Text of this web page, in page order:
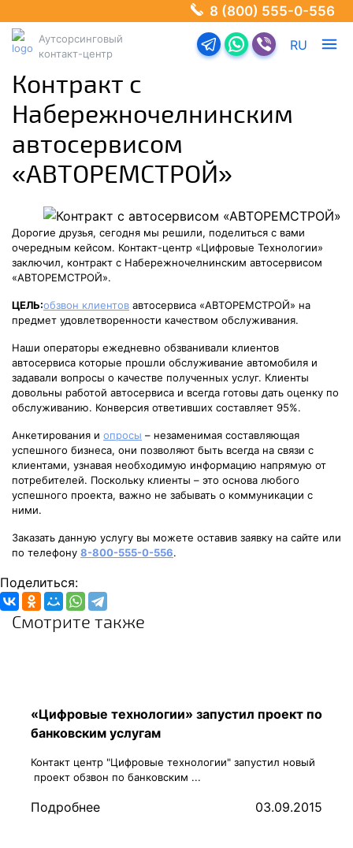
8 (800) 555-0-556
Аутсорсинговый
контакт-центр
Перейти в телеграм-
Перейти в Ватсап
Перейти в
RU
Контракт с
Набережночелнинским
автосервисом
«АВТОРЕМСТРОЙ»
Дорогие друзья, сегодня мы решили, поделиться с вами
очередным кейсом. Контакт-центр «Цифровые Технологии»
заключил, контракт с Набережночелнинским автосервисом
«АВТОРЕМСТРОЙ».
ЦЕЛЬ:обзвон клиентов автосервиса «АВТОРЕМСТРОЙ» на
предмет удовлетворенности качеством обслуживания.
Наши операторы ежедневно обзванивали клиентов
автосервиса которые прошли обслуживание автомобиля и
задавали вопросы о качестве полученных услуг. Клиенты
довольны работой автосервиса и всегда готовы дать оценку по
обслуживанию. Конверсия ответивших составляет 95%.
Анкетирования и опросы – незаменимая составляющая
успешного бизнеса, они позволяют быть всегда на связи с
клиентами, узнавая необходимую информацию напрямую от
потребителей. Поскольку клиенты – это основа любого
успешного проекта, важно не забывать о коммуникации с
ними.
Заказать данную услугу вы можете оставив заявку на сайте или
по телефону 8-800-555-0-556.
Поделиться:
Смотрите также
«Цифровые технологии» запустил проект по
банковским услугам
Контакт центр "Цифровые технологии" запустил новый
проект обзвон по банковским ...
Подробнее 03.09.2015